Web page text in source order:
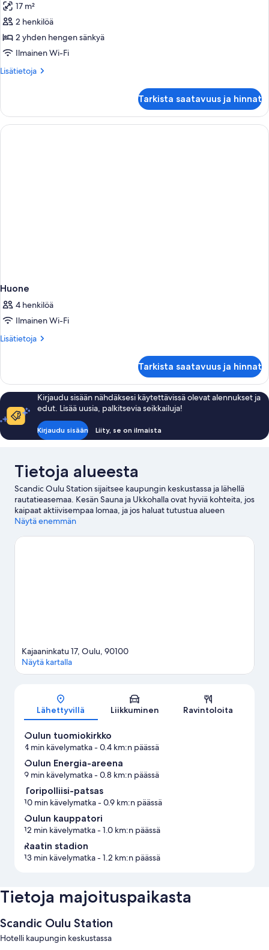
huonetyypin
Kahden
hengen
superior-
huone
kuvat
17 m²
2 henkilöä
2 yhden hengen sänkyä
Ilmainen Wi-Fi
Lisätietoja
Lisätietoja
superior-
huone
(kaksi
Tarkista saatavuus ja hinnat
Huone
4 henkilöä
Ilmainen Wi-Fi
Lisätietoja
Lisätietoja
Tarkista saatavuus ja hinnat
Kirjaudu sisään nähdäksesi käytettävissä olevat alennukset ja
edut. Lisää uusia, palkitsevia seikkailuja!
Kirjaudu sisään Liity, se on ilmaista
Tietoja alueesta
Scandic Oulu Station sijaitsee kaupungin keskustassa ja lähellä
rautatieasemaa. Kesän Sauna ja Ukkohalla ovat hyviä kohteita, jos
kaipaat aktiivisempaa lomaa, ja jos haluat tutustua alueen
luontoon, lisää Letonniemen luonnonsuojelualue ja
johonkin tapahtumaan tai käydä matsissa vierailusi aikana?
Näytä enemmän
Kartta
Kajaaninkatu 17, Oulu, 90100
Näytä kartalla
Lähettyvillä Liikkuminen Ravintoloita
Oulun tuomiokirkko
4 min kävelymatka- 0.4 km:n päässä
Oulun Energia-areena
9 min kävelymatka- 0.8 km:n päässä
Toripolliisi-patsas
10 min kävelymatka- 0.9 km:n päässä
Oulun kauppatori
12 min kävelymatka- 1.0 km:n päässä
Raatin stadion
13 min kävelymatka- 1.2 km:n päässä
Tietoja majoituspaikasta
Scandic Oulu Station
Hotelli kaupungin keskustassa